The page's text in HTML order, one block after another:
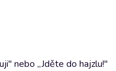
nebo „Jděte do hajzlu!"